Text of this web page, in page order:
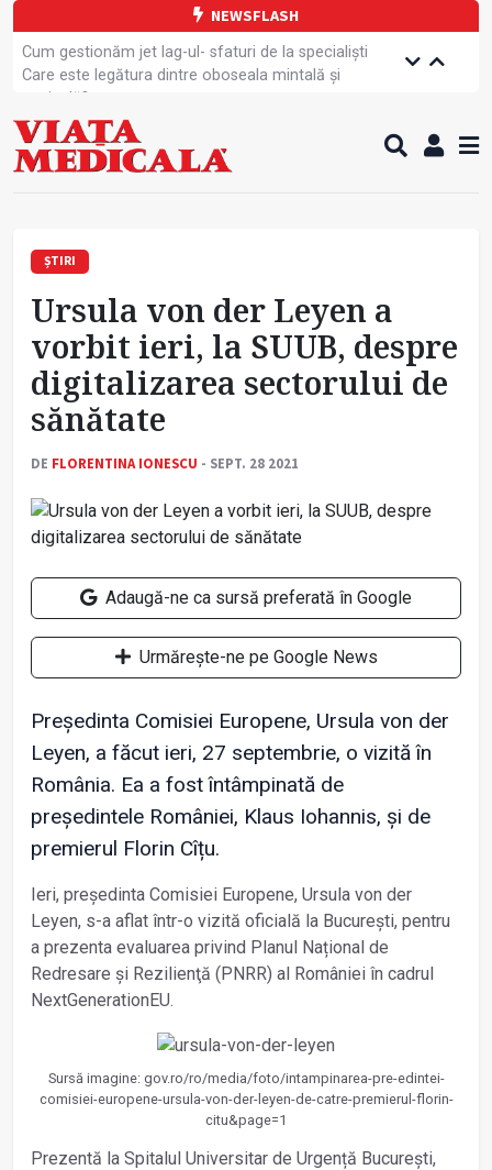
NEWSFLASH
Cum gestionăm jet lag-ul- sfaturi de la specialiști
Care este legătura dintre oboseala mintală și
caniculă?
Campanie de prevenție dedicată sportivelor
Un nou studiu pentru testarea unui vaccin împotriva
tulpinei Bundibugyo a virusului Ebola
sănătate
Demersuri pentru acces transfrontalier la date
Contractul cadru ar putea fi modificat
Comercializarea unor medicamente, blocată
temporar
ȘTIRI
Ursula von der Leyen a
vorbit ieri, la SUUB, despre
digitalizarea sectorului de
sănătate
DE FLORENTINA IONESCU - SEPT. 28 2021
Adaugă-ne ca sursă preferată în Google
Urmărește-ne pe Google News
Președinta Comisiei Europene, Ursula von der
Leyen, a făcut ieri, 27 septembrie, o vizită în
România. Ea a fost întâmpinată de
președintele României, Klaus Iohannis, și de
premierul Florin Cîțu.
Ieri, președinta Comisiei Europene, Ursula von der
Leyen, s-a aflat într-o vizită oficială la București, pentru
a prezenta evaluarea privind Planul Național de
Redresare şi Rezilienţă (PNRR) al României în cadrul
NextGenerationEU.
Sursă imagine: gov.ro/ro/media/foto/intampinarea-pre-edintei-
comisiei-europene-ursula-von-der-leyen-de-catre-premierul-florin-
citu&page=1
Prezentă la Spitalul Universitar de Urgență București,